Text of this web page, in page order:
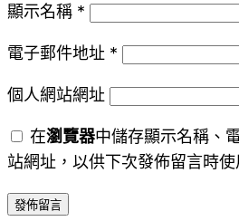
顯示名稱 *
電子郵件地址 *
個人網站網址
在瀏覽器中儲存顯示名稱、
站網址，以供下次發佈留言時使